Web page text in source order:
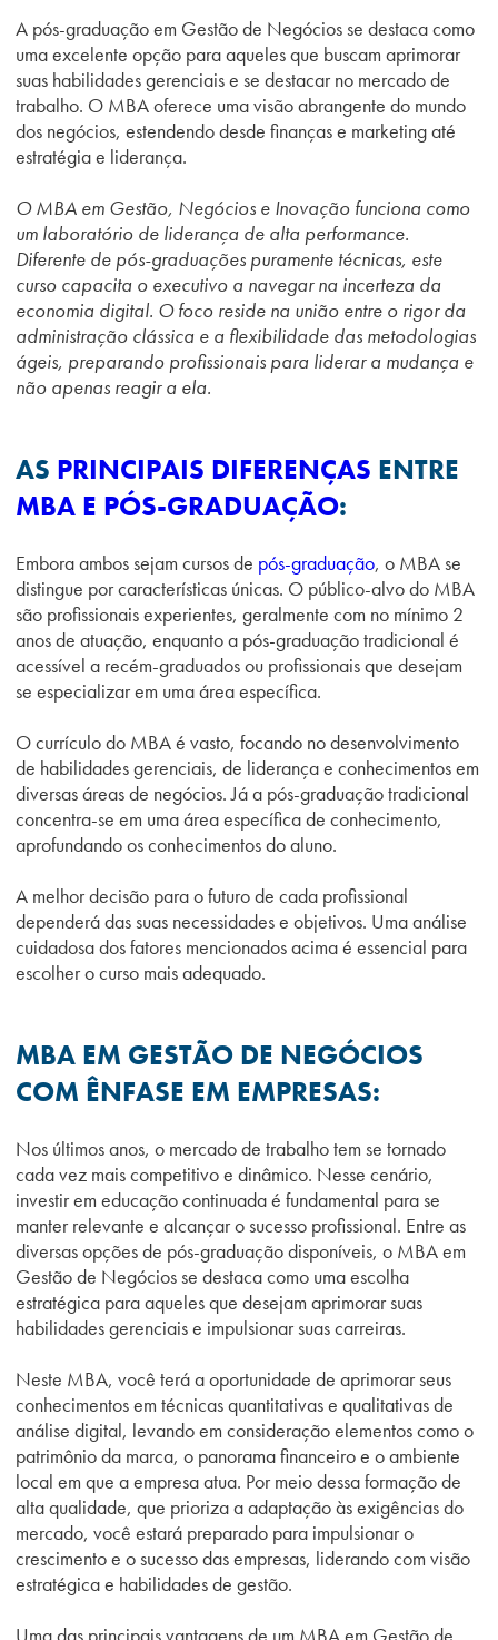
A pós-graduação em Gestão de Negócios se destaca como
uma excelente opção para aqueles que buscam aprimorar
suas habilidades gerenciais e se destacar no mercado de
trabalho. O MBA oferece uma visão abrangente do mundo
dos negócios, estendendo desde finanças e marketing até
estratégia e liderança.
O MBA em Gestão, Negócios e Inovação funciona como
um laboratório de liderança de alta performance.
Diferente de pós-graduações puramente técnicas, este
curso capacita o executivo a navegar na incerteza da
economia digital. O foco reside na união entre o rigor da
administração clássica e a flexibilidade das metodologias
ágeis, preparando profissionais para liderar a mudança e
não apenas reagir a ela.
AS PRINCIPAIS DIFERENÇAS ENTRE
MBA E PÓS-GRADUAÇÃO:
Embora ambos sejam cursos de pós-graduação, o MBA se
distingue por características únicas. O público-alvo do MBA
são profissionais experientes, geralmente com no mínimo 2
anos de atuação, enquanto a pós-graduação tradicional é
acessível a recém-graduados ou profissionais que desejam
se especializar em uma área específica.
O currículo do MBA é vasto, focando no desenvolvimento
de habilidades gerenciais, de liderança e conhecimentos em
diversas áreas de negócios. Já a pós-graduação tradicional
concentra-se em uma área específica de conhecimento,
aprofundando os conhecimentos do aluno.
A melhor decisão para o futuro de cada profissional
dependerá das suas necessidades e objetivos. Uma análise
cuidadosa dos fatores mencionados acima é essencial para
escolher o curso mais adequado.
MBA EM GESTÃO DE NEGÓCIOS
COM ÊNFASE EM EMPRESAS:
Nos últimos anos, o mercado de trabalho tem se tornado
cada vez mais competitivo e dinâmico. Nesse cenário,
investir em educação continuada é fundamental para se
manter relevante e alcançar o sucesso profissional. Entre as
diversas opções de pós-graduação disponíveis, o MBA em
Gestão de Negócios se destaca como uma escolha
estratégica para aqueles que desejam aprimorar suas
habilidades gerenciais e impulsionar suas carreiras.
Neste MBA, você terá a oportunidade de aprimorar seus
conhecimentos em técnicas quantitativas e qualitativas de
análise digital, levando em consideração elementos como o
patrimônio da marca, o panorama financeiro e o ambiente
local em que a empresa atua. Por meio dessa formação de
alta qualidade, que prioriza a adaptação às exigências do
mercado, você estará preparado para impulsionar o
crescimento e o sucesso das empresas, liderando com visão
estratégica e habilidades de gestão.